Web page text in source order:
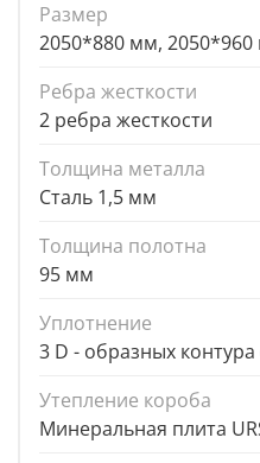
Размер
2050*880 мм,
Ребра жесткости
2 ребра жесткости
Толщина металла
Сталь 1,5 мм
Толщина полотна
95 мм
Уплотнение
3 D - образных
Утепление короба
Минеральная плита